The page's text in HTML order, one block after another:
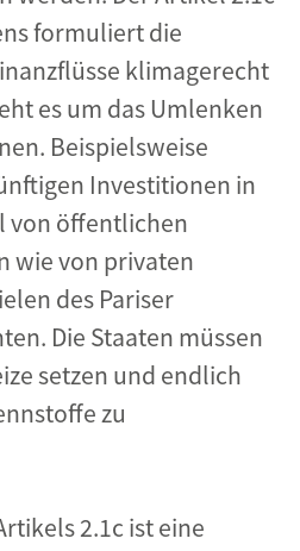
formuliert die
klimagerecht
es um das Umlenken
Beispielsweise
Investitionen in
von öffentlichen
wie von privaten
des Pariser
Die Staaten müssen
setzen und endlich
zu
2.1c ist eine